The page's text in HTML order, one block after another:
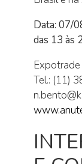
Data: 07/
das 13 às
Tel.: (11)